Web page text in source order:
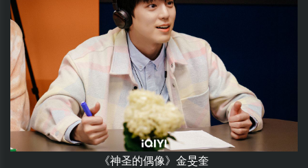
《神圣的偶像》金旻奎